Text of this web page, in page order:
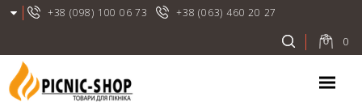
+38 (098) 100 06 73 +38 (063) 460 20 27
0